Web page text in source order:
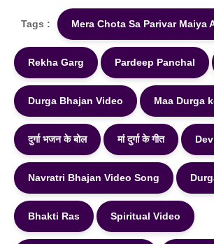
Tags : Mera Chota Sa Parivar Maiya
Rekha Garg Pardeep Panchal
Durga Bhajan Video Maa Durga
दुर्गा भजन के बोल मां दुर्गा के गीत
Navratri Bhajan Video Song
Bhakti Ras Spiritual Video